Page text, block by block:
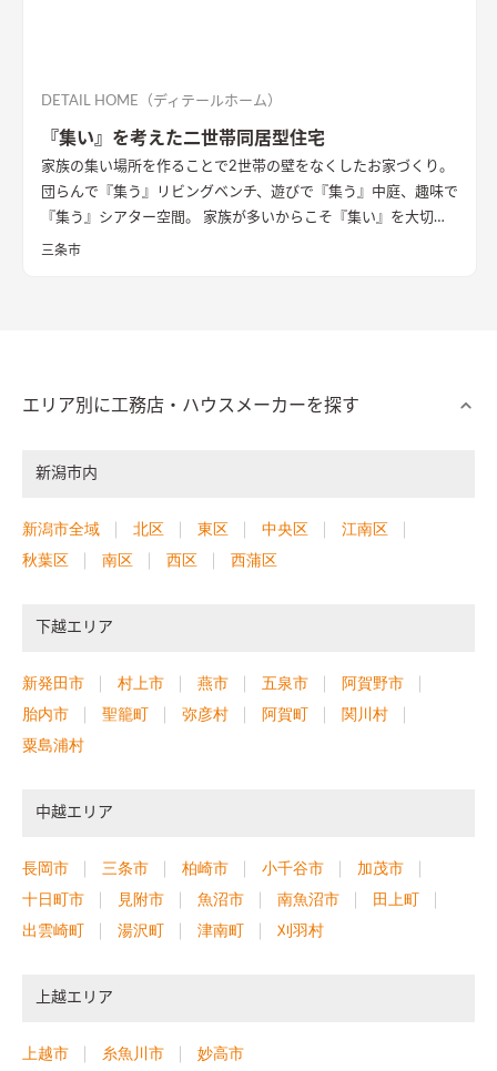
DETAIL HOME（ディテールホーム）
『集い』を考えた二世帯同居型住宅
家族の集い場所を作ることで2世帯の壁をなくしたお家づくり。
団らんで『集う』リビングベンチ、遊びで『集う』中庭、趣味で
『集う』シアター空間。 家族が多いからこそ『集い』を大切に
したお家になっています。
三条市
エリア別に工務店・ハウスメーカーを探す
新潟市内
新潟市全域 北区 東区 中央区
江南区
秋葉区
南区 西区 西蒲区
下越エリア
新発田市 村上市 燕市 五泉市
阿賀野市
胎内市
聖籠町 弥彦村 阿賀町
関川村
粟島浦村
中越エリア
長岡市 三条市 柏崎市 小千谷市
加茂市
十日町市
見附市 魚沼市 南魚沼市
田上町
出雲崎町
湯沢町 津南町 刈羽村
上越エリア
上越市 糸魚川市 妙高市